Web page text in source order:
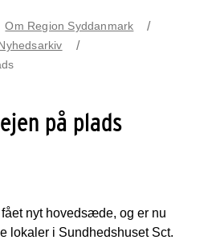
Om Region Syddanmark
på plads
nyt hovedsæde, og er nu
lokaler i Sundhedshuset Sct.